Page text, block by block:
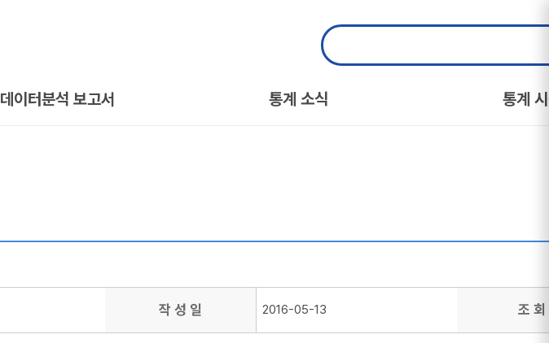
데이터분석 보고서 통계 소식 통계
작 성 일 2016-05-13 조 회